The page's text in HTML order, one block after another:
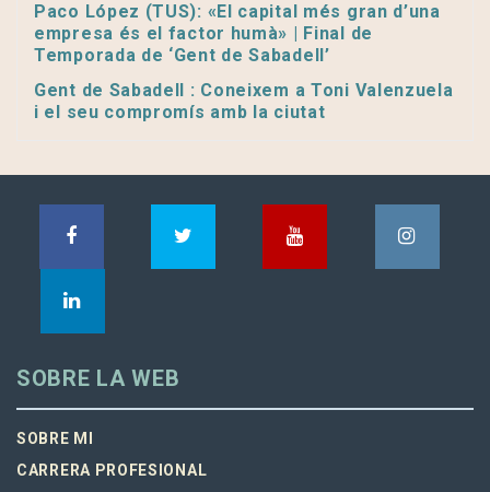
Paco López (TUS): «El capital més gran d’una
empresa és el factor humà» | Final de
Temporada de ‘Gent de Sabadell’
Gent de Sabadell : Coneixem a Toni Valenzuela
i el seu compromís amb la ciutat
SOBRE LA WEB
SOBRE MI
CARRERA PROFESIONAL